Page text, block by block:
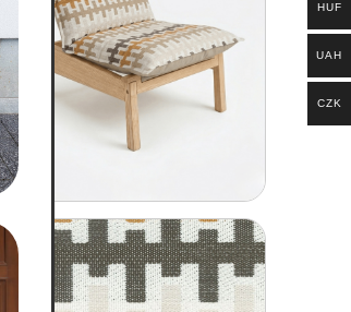
HUF
UAH
CZK